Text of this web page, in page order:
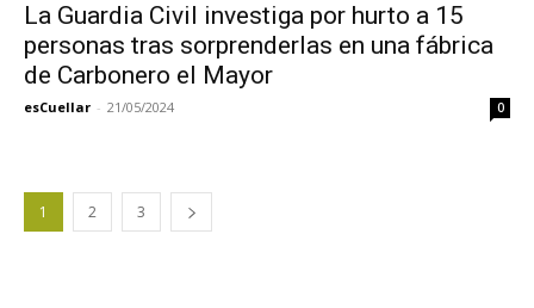
La Guardia Civil investiga por hurto a 15
personas tras sorprenderlas en una fábrica
de Carbonero el Mayor
esCuellar - 21/05/2024 0
1 2 3